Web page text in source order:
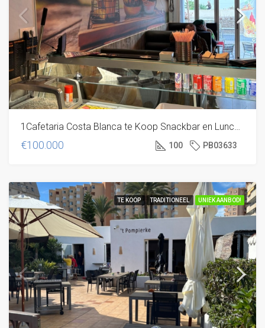
€100.000 100 PB03633
TE KOOP TRADITIONEEL UNIEK AANBOD!